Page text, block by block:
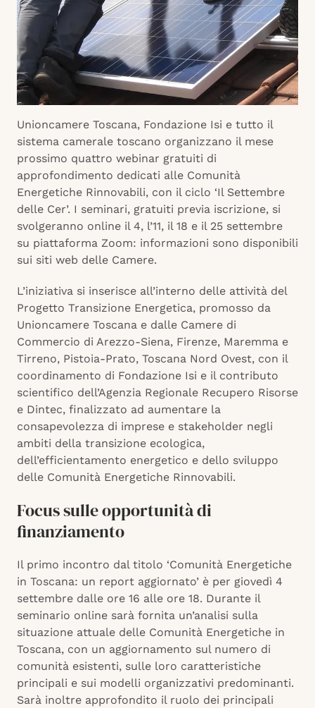
Unioncamere Toscana, Fondazione Isi e tutto il
sistema camerale toscano organizzano il mese
prossimo quattro webinar gratuiti di
approfondimento dedicati alle Comunità
Energetiche Rinnovabili, con il ciclo ‘Il Settembre
delle Cer’. I seminari, gratuiti previa iscrizione, si
svolgeranno online il 4, l’11, il 18 e il 25 settembre
su piattaforma Zoom: informazioni sono disponibili
sui siti web delle Camere.
L’iniziativa si inserisce all’interno delle attività del
Progetto Transizione Energetica, promosso da
Unioncamere Toscana e dalle Camere di
Commercio di Arezzo-Siena, Firenze, Maremma e
Tirreno, Pistoia-Prato, Toscana Nord Ovest, con il
coordinamento di Fondazione Isi e il contributo
scientifico dell’Agenzia Regionale Recupero Risorse
e Dintec, finalizzato ad aumentare la
consapevolezza di imprese e stakeholder negli
ambiti della transizione ecologica,
dell’efficientamento energetico e dello sviluppo
delle Comunità Energetiche Rinnovabili.
Focus sulle opportunità di
finanziamento
Il primo incontro dal titolo ‘Comunità Energetiche
in Toscana: un report aggiornato’ è per giovedì 4
settembre dalle ore 16 alle ore 18. Durante il
seminario online sarà fornita un’analisi sulla
situazione attuale delle Comunità Energetiche in
Toscana, con un aggiornamento sul numero di
comunità esistenti, sulle loro caratteristiche
principali e sui modelli organizzativi predominanti.
Sarà inoltre approfondito il ruolo dei principali